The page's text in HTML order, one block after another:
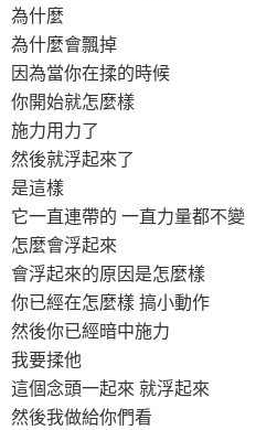
為什麼
為什麼會飄掉
因為當你在揉的時候
你開始就怎麼樣
施力用力了
然後就浮起來了
是這樣
它一直連帶的 一直力量都不變
怎麼會浮起來
會浮起來的原因是怎麼樣
你已經在怎麼樣 搞小動作
然後你已經暗中施力
我要揉他
這個念頭一起來 就浮起來
然後我做給你們看